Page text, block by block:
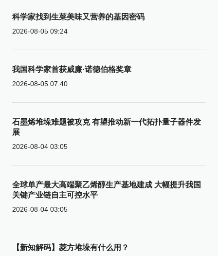
科学家找到生菜美味又营养的基因密码
2026-08-05 09:24
我国科学家首获威廉·诺德伯格奖章
2026-08-05 07:40
石墨烯堆垛难题被攻克 有望推动新一代拓扑量子器件发
展
2026-08-04 03:05
全球单产最大高端聚乙烯醇生产基地建成 大幅提升我国
关键产业链自主可控水平
2026-08-04 03:05
【新知解码】菱方堆垛有什么用？